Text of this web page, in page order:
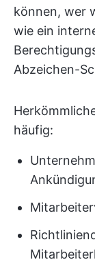
können, wer
wie ein
Abzeichen-
häufig: